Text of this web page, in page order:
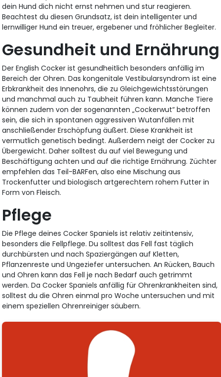
dein Hund dich nicht ernst nehmen und stur reagieren.
Beachtest du diesen Grundsatz, ist dein intelligenter und
lernwilliger Hund ein treuer, ergebener und fröhlicher Begleiter.
Gesundheit und Ernährung
Der English Cocker ist gesundheitlich besonders anfällig im
Bereich der Ohren. Das kongenitale Vestibularsyndrom ist eine
Erbkrankheit des Innenohrs, die zu Gleichgewichtsstörungen
und manchmal auch zu Taubheit führen kann. Manche Tiere
können zudem von der sogenannten „Cockerwut“ betroffen
sein, die sich in spontanen aggressiven Wutanfällen mit
anschließender Erschöpfung äußert. Diese Krankheit ist
vermutlich genetisch bedingt. Außerdem neigt der Cocker zu
Übergewicht. Daher solltest du auf viel Bewegung und
Beschäftigung achten und auf die richtige Ernährung. Züchter
empfehlen das Teil-BARFen, also eine Mischung aus
Trockenfutter und biologisch artgerechtem rohem Futter in
Form von Fleisch.
Pflege
Die Pflege deines Cocker Spaniels ist relativ zeitintensiv,
besonders die Fellpflege. Du solltest das Fell fast täglich
durchbürsten und nach Spaziergängen auf Kletten,
Pflanzenreste und Ungeziefer untersuchen. An Rücken, Bauch
und Ohren kann das Fell je nach Bedarf auch getrimmt
werden. Da Cocker Spaniels anfällig für Ohrenkrankheiten sind,
solltest du die Ohren einmal pro Woche untersuchen und mit
einem speziellen Ohrenreiniger säubern.